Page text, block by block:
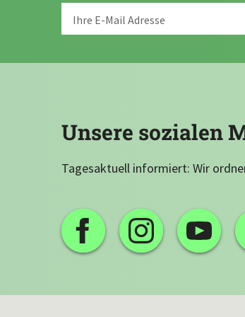
Unsere sozialen
Tagesaktuell informiert: Wir